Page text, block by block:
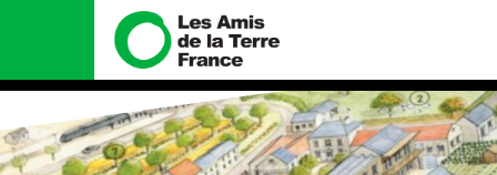
Nous connaître Nos